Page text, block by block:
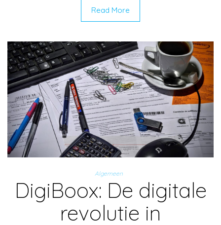
Read More
Algemeen
DigiBoox: De digitale
revolutie in